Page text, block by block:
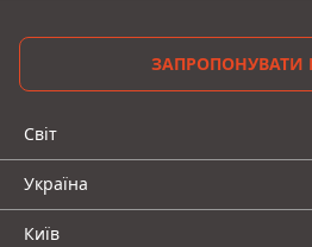
ЗАПРОПОНУВАТИ
Світ
Україна
Київ